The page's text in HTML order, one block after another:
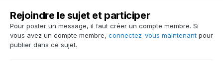
Rejoindre le sujet et participer
Pour poster un message, il faut créer un compte membre. Si
vous avez un compte membre, connectez-vous maintenant pour
publier dans ce sujet.